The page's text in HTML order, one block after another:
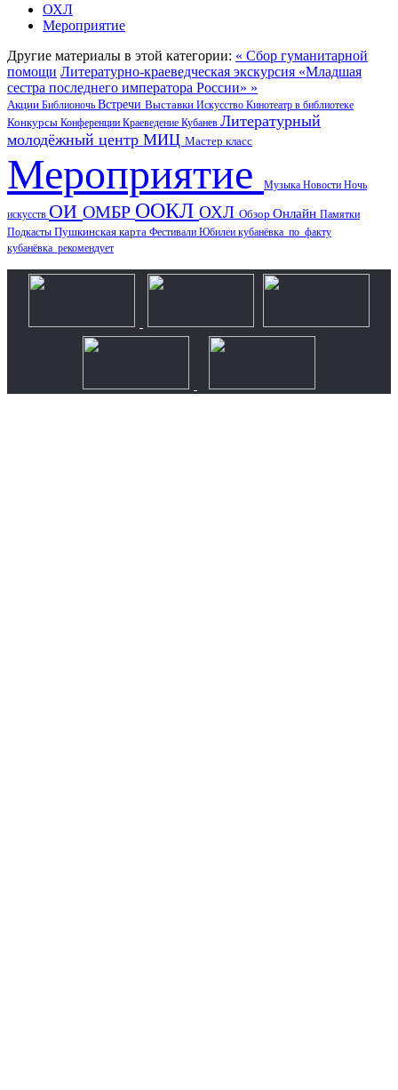
ОХЛ
Мероприятие
Другие материалы в этой категории: « Сбор гуманитарной
помощи Литературно-краеведческая экскурсия «Младшая
сестра последнего императора России» »
Акции Библионочь Встречи Выставки Искусство Кинотеатр в библиотеке
Конкурсы Конференции Краеведение Кубанев Литературный
молодёжный центр МИЦ Мастер класс
Мероприятие Музыка Новости Ночь
искусств ОИ ОМБР ООКЛ ОХЛ Обзор Онлайн Памятки
Подкасты Пушкинская карта Фестивали Юбилеи кубанёвка_по_факту
кубанёвка_рекомендует